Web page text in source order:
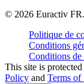
© 2026 Euractiv
Politique de
Conditions
Conditions de
This site is
Policy and Terms of